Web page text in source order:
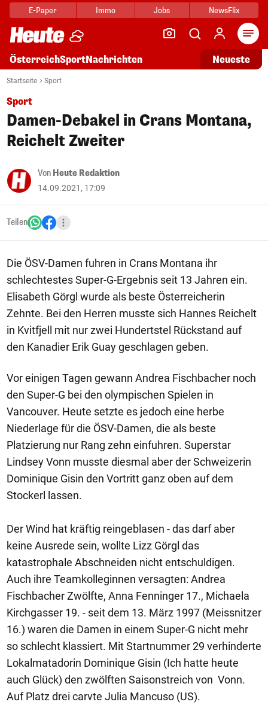
E-Paper Immo Jobs NewsFlix
ÖsterreichSportNachrichten Neueste
Startseite Sport
Sport
Damen-Debakel in Crans Montana,
Reichelt Zweiter
Von Heute Redaktion
14.09.2021, 17:09
Teilen
Die ÖSV-Damen fuhren in Crans Montana ihr
schlechtestes Super-G-Ergebnis seit 13 Jahren ein.
Elisabeth Görgl wurde als beste Österreicherin
Zehnte. Bei den Herren musste sich Hannes Reichelt
in Kvitfjell mit nur zwei Hundertstel Rückstand auf
den Kanadier Erik Guay geschlagen geben.
Vor einigen Tagen gewann Andrea Fischbacher noch
den Super-G bei den olympischen Spielen in
Vancouver. Heute setzte es jedoch eine herbe
Niederlage für die ÖSV-Damen, die als beste
Platzierung nur Rang zehn einfuhren. Superstar
Lindsey Vonn musste diesmal aber der Schweizerin
Dominique Gisin den Vortritt ganz oben auf dem
Stockerl lassen.
Der Wind hat kräftig reingeblasen - das darf aber
keine Ausrede sein, wollte Lizz Görgl das
katastrophale Abschneiden nicht entschuldigen.
Auch ihre Teamkolleginnen versagten: Andrea
Fischbacher Zwölfte, Anna Fenninger 17., Michaela
Kirchgasser 19. - seit dem 13. März 1997 (Meissnitzer
16.) waren die Damen in einem Super-G nicht mehr
so schlecht klassiert. Mit Startnummer 29 verhinderte
Lokalmatadorin Dominique Gisin (Ich hatte heute
auch Glück) den zwölften Saisonstreich von Vonn.
Auf Platz drei carvte Julia Mancuso (US).